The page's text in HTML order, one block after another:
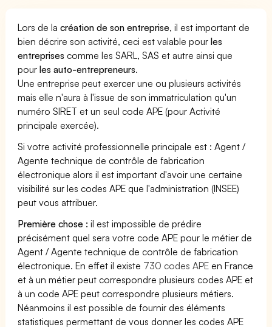
Lors de lacréation de son entreprise, il est important de
bien décrire son activité, ceci est valable pourles
entreprises comme les SARL, SAS et autre ainsi que
pourles auto-entrepreneurs.
Une entreprise peut exercer une ou plusieurs activités
mais elle n'aura à l'issue de son immatriculation qu'un
numéro SIRET et un seul code APE (pour Activité
principale exercée).
Si votre activité professionnelle principale est : Agent /
Agente technique de contrôle de fabrication
électronique alors il est important d'avoir une certaine
visibilité sur les codes APE que l'administration (INSEE)
peut vous attribuer.
Première chose : il est impossible de prédire
précisément quel sera votre code APE pour le métier de
Agent / Agente technique de contrôle de fabrication
électronique. En effet il existe 730 codes APE en France
et à un métier peut correspondre plusieurs codes APE et
à un code APE peut correspondre plusieurs métiers.
Néanmoins il est possible de fournir des éléments
statistiques permettant de vous donner les codes APE